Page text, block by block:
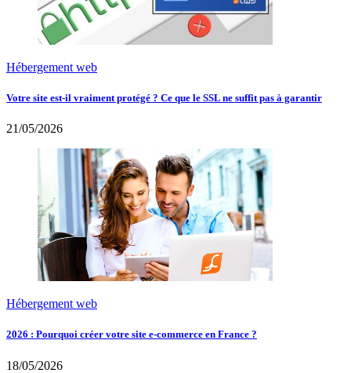
Hébergement web
Votre site est-il vraiment protégé ? Ce que le SSL ne suffit pas à garantir
21/05/2026
Hébergement web
2026 : Pourquoi créer votre site e-commerce en France ?
18/05/2026